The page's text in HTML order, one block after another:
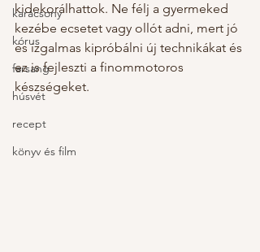
karácsony
kórus
farsang
húsvét
recept
könyv és film
kidekorálhattok. Ne félj a gyermeked
kezébe ecsetet vagy ollót adni, mert jó
és izgalmas kipróbálni új technikákat és
ez is fejleszti a finommotoros
készségeket.